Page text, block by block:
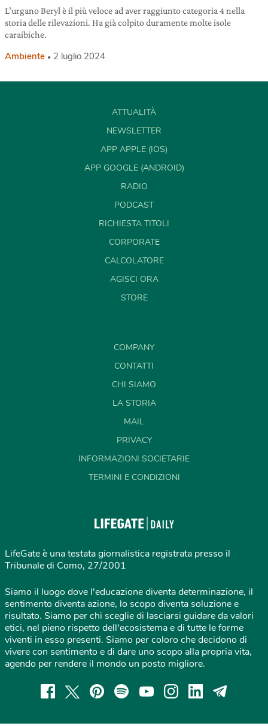
L’urgano Beryl è il più veloce ad aver raggiunto categoria 4 nella
storia delle rilevazioni. Ha già colpito duramente molte isole
caraibiche.
Ambiente 2 luglio 2024
ATTUALITÀ
NEWSLETTER
APP APPLE (IOS)
APP GOOGLE (ANDROID)
RADIO
PODCAST
RICHIESTA TITOLI
CORPORATE
CALCOLATORE
AGISCI ORA
STORE
COMPANY
CONTATTI
CHI SIAMO
LA STORIA
MAIL
PRIVACY
INFORMAZIONI SOCIETARIE
TERMINI E CONDIZIONI
LifeGate è una testata giornalistica registrata presso il
Tribunale di Como, 27/2001
Siamo il luogo dove l'educazione diventa determinazione, il
sentimento diventa azione, lo scopo diventa soluzione e
risultato. Siamo per chi sceglie di lasciarsi guidare da valori
etici, nel pieno rispetto dell'ecosistema e di tutte le forme
viventi in esso presenti. Siamo per coloro che decidono di
vivere con sentimento e di dare uno scopo alla propria vita,
agendo per rendere il mondo un posto migliore.